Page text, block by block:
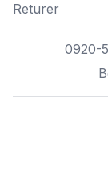
Returer
0920-